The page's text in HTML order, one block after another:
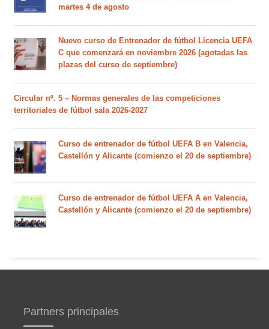
martes 4 de agosto
Nuevo curso de Entrenador de fútbol Licencia UEFA
C que comenzará en noviembre 2026 (agotadas las
plazas del curso de septiembre)
Circular nº. 5 – Normas generales de las competiciones
territoriales de fútbol sala 2026-2027
Curso de entrenador de fútbol UEFA B en Valencia,
Castellón y Alicante (comienzo el 20 de septiembre)
Curso de entrenador de fútbol UEFA A en Valencia,
Castellón y Alicante (comienzo el 20 de septiembre)
Partners principales